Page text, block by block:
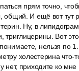
прям точно,
общий. И ещё вот тут
Ну, в
триглицерины. Вот
нельзя по 1.
холестерина что-
нет, приходите ко